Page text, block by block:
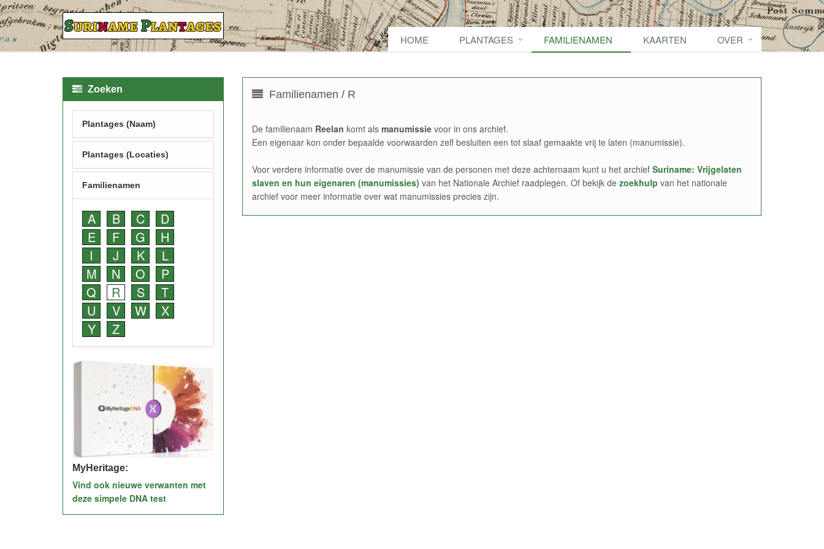
HOME PLANTAGES FAMILIENAMEN KAARTEN OVER
Familienamen / R
De familienaam Reelan komt als manumissievoor in ons archief.
Een eigenaar kon onder bepaalde voorwaarden zelf besluiten een tot slaaf gemaakte vrij te laten (manumissie).
Voor verdere informatie over de manumissie van de personen met deze achternaam kunt u het archief Suriname: Vrijgelaten
slaven en hun eigenaren (manumissies) van het Nationale Archief raadplegen. Of bekijk de zoekhulp van het nationale
archief voor meer informatie over wat manumissies precies zijn.
Zoeken
Plantages (Naam)
Plantages (Locaties)
Familienamen
A B C
D
E
F G
H
I
J K
L
M
N O
P
Q
R S
T
U
V W
X
Y
Z
MyHeritage:
Vind ook nieuwe verwanten met
deze simpele DNA test